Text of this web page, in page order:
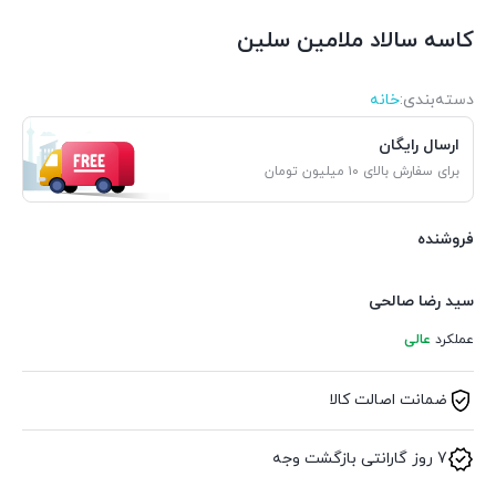
کاسه سالاد ملامین سلین
دسته‌بندی‌:خانه
ارسال رایگان
برای سفارش بالای ۱۰ میلیون تومان
فروشنده
سید رضا صالحی
عملکرد عالی
ضمانت اصالت کالا
7 روز گارانتی بازگشت وجه